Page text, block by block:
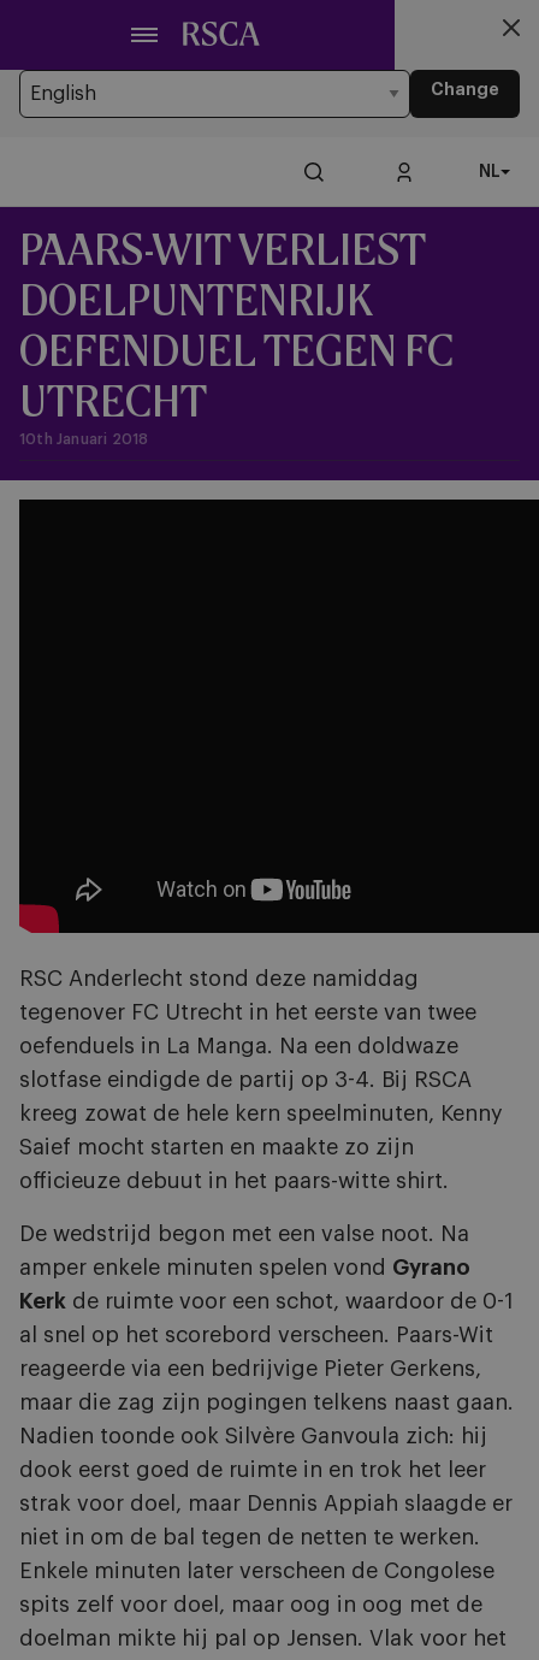
hoofdinhoud
Looking for another Language?
Change
NL
PAARS-WIT VERLIEST
DOELPUNTENRIJK
OEFENDUEL TEGEN FC
UTRECHT
10th Januari 2018
RSC Anderlecht stond deze namiddag
tegenover FC Utrecht in het eerste van twee
oefenduels in La Manga. Na een doldwaze
slotfase eindigde de partij op 3-4. Bij RSCA
kreeg zowat de hele kern speelminuten, Kenny
Saief mocht starten en maakte zo zijn
officieuze debuut in het paars-witte shirt.
De wedstrijd begon met een valse noot. Na
amper enkele minuten spelen vond Gyrano
Kerk de ruimte voor een schot, waardoor de 0-1
al snel op het scorebord verscheen. Paars-Wit
reageerde via een bedrijvige Pieter Gerkens,
maar die zag zijn pogingen telkens naast gaan.
Nadien toonde ook Silvère Ganvoula zich: hij
dook eerst goed de ruimte in en trok het leer
strak voor doel, maar Dennis Appiah slaagde er
niet in om de bal tegen de netten te werken.
Enkele minuten later verscheen de Congolese
spits zelf voor doel, maar oog in oog met de
doelman mikte hij pal op Jensen. Vlak voor het